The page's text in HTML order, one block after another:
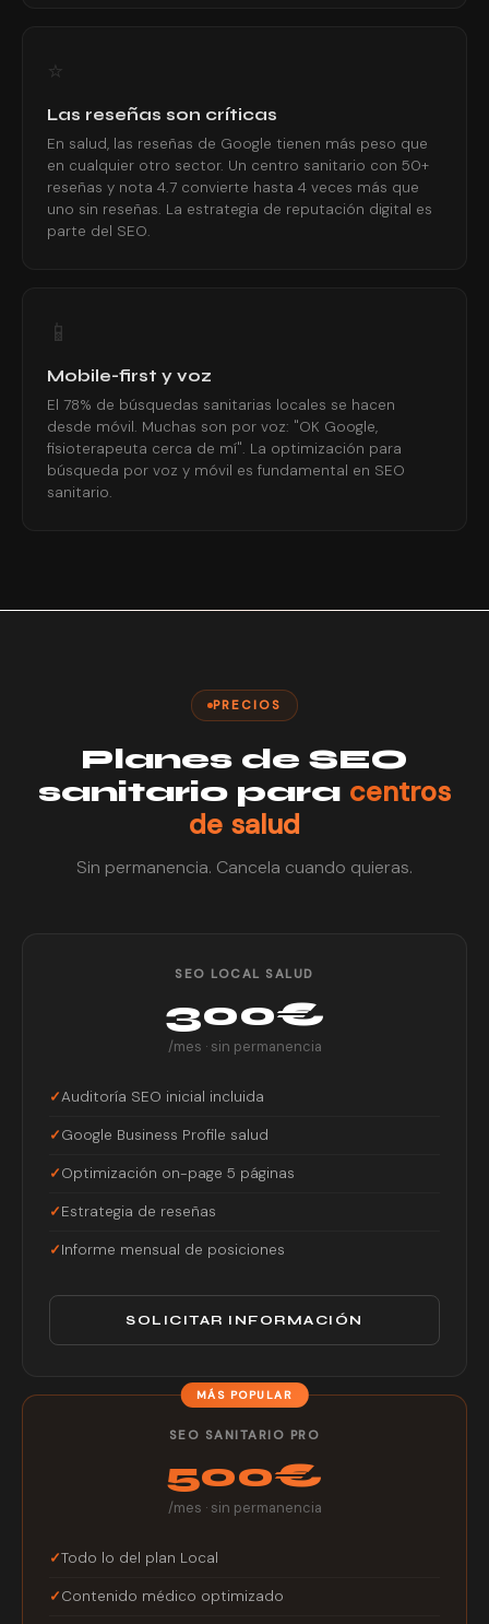
⭐
Las reseñas son críticas
En salud, las reseñas de Google tienen más peso que
en cualquier otro sector. Un centro sanitario con 50+
reseñas y nota 4.7 convierte hasta 4 veces más que
uno sin reseñas. La estrategia de reputación digital es
parte del SEO.
📱
Mobile-first y voz
El 78% de búsquedas sanitarias locales se hacen
desde móvil. Muchas son por voz: "OK Google,
fisioterapeuta cerca de mí". La optimización para
búsqueda por voz y móvil es fundamental en SEO
sanitario.
PRECIOS
Planes de SEO
sanitario para centros
de salud
Sin permanencia. Cancela cuando quieras.
SEO LOCAL SALUD
300€
/mes · sin permanencia
Auditoría SEO inicial incluida
Google Business Profile salud
Optimización on-page 5 páginas
Estrategia de reseñas
Informe mensual de posiciones
SOLICITAR INFORMACIÓN
SEO SANITARIO PRO
500€
/mes · sin permanencia
Todo lo del plan Local
Contenido médico optimizado